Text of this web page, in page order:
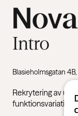
Blasieholmsgatan 4B,
Rekrytering av